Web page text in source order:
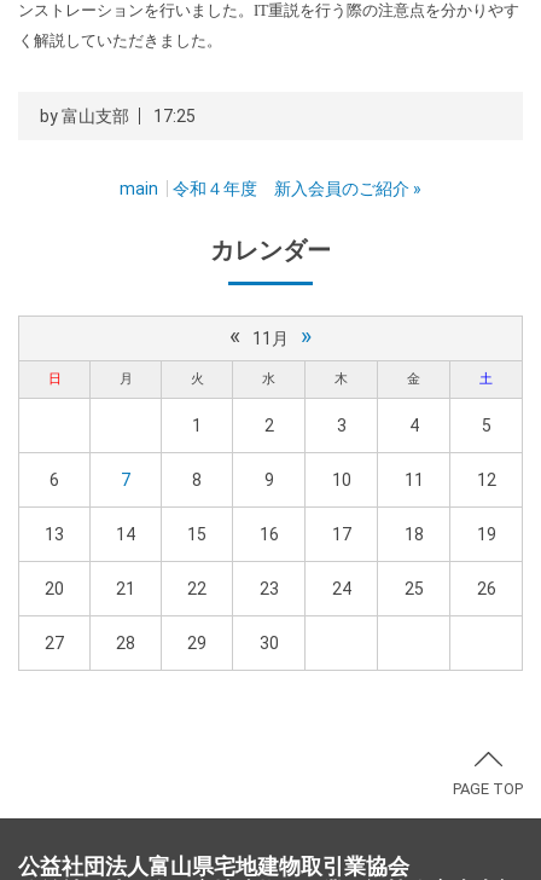
ンストレーションを行いました。IT重説を行う際の注意点を分かりやす
く解説していただきました。
by富山支部 17:25
main 令和４年度 新入会員のご紹介 »
カレンダー
« 11月 »
日 月 火 水 木 金 土
1 2 3 4 5
6 7 8 9 10 11 12
13 14 15 16 17 18 19
20 21 22 23 24 25 26
27 28 29 30
PAGE TOP
公益社団法人富山県宅地建物取引業協会